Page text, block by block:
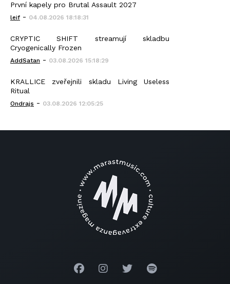
První kapely pro Brutal Assault 2027
leif - 04.08.2026 18:18:31
CRYPTIC SHIFT streamují skladbu
Cryogenically Frozen
AddSatan - 03.08.2026 15:18:29
KRALLICE zveřejnili skladu Living Useless
Ritual
Ondrajs - 03.08.2026 12:05:25